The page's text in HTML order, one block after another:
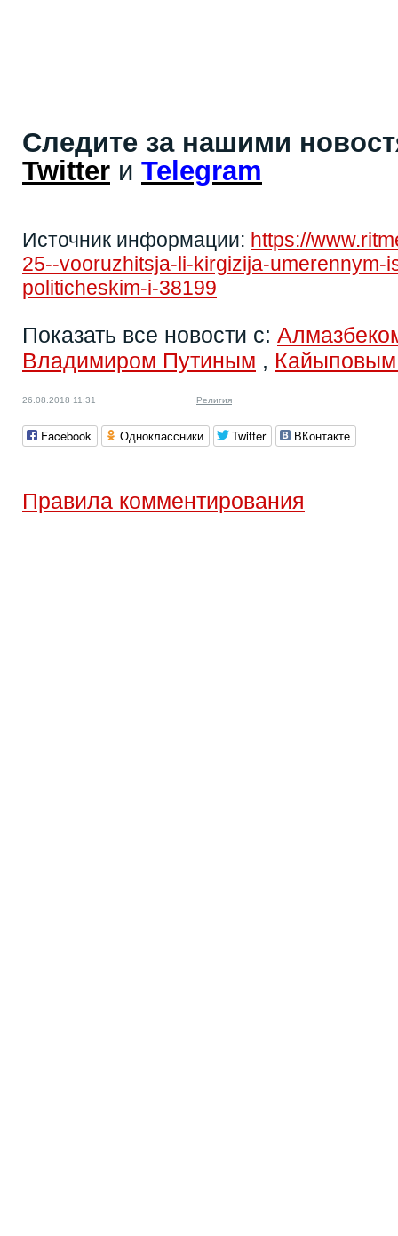
Следите за нашими
Twitter и Telegram
Источник информации: https://
25--vooruzhitsja-li-kirgizija-umerennym-
politicheskim-i-38199
Показать все новости с:
Владимиром Путиным ,
26.08.2018 11:31 Религия
Facebook Одноклассники Twitter ВКонтакте
Правила комментирования